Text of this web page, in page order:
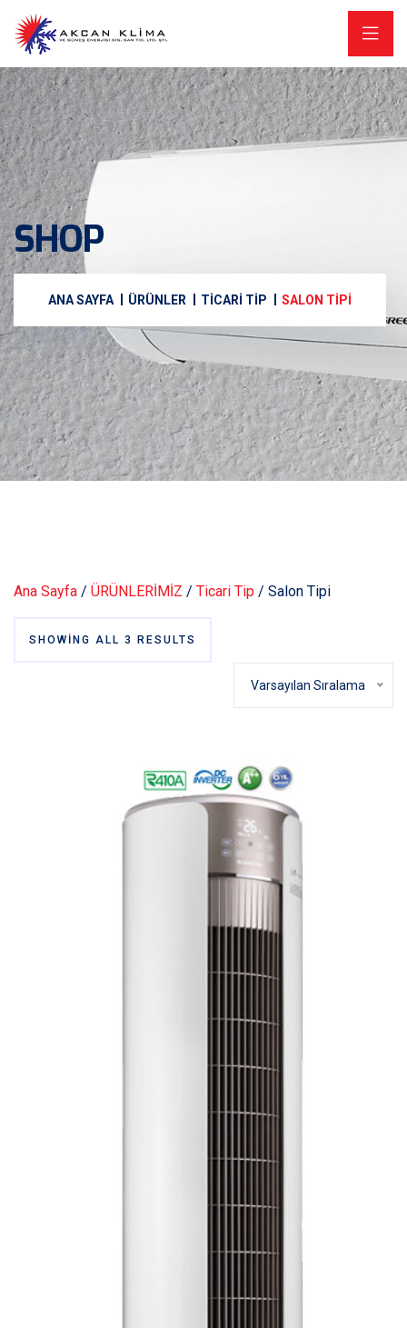
SHOP
ANA SAYFA ÜRÜNLER TICARI TIP SALON TIPI
Ana Sayfa / ÜRÜNLERİMİZ / Ticari Tip / Salon Tipi
SHOWING ALL 3 RESULTS
Varsayılan Sıralama